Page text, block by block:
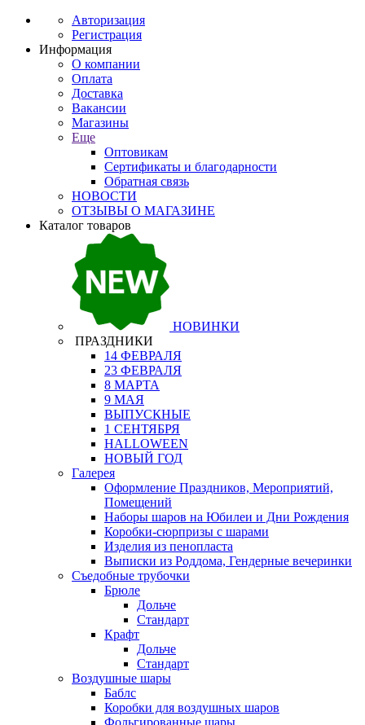
Авторизация
Регистрация
Информация
О компании
Оплата
Доставка
Вакансии
Магазины
Еще
Оптовикам
Сертификаты и благодарности
Обратная связь
НОВОСТИ
ОТЗЫВЫ О МАГАЗИНЕ
Каталог товаров
НОВИНКИ
ПРАЗДНИКИ
14 ФЕВРАЛЯ
23 ФЕВРАЛЯ
8 МАРТА
9 МАЯ
ВЫПУСКНЫЕ
1 СЕНТЯБРЯ
HALLOWEEN
НОВЫЙ ГОД
Галерея
Оформление Праздников, Мероприятий,
Помещений
Наборы шаров на Юбилеи и Дни Рождения
Коробки-сюрпризы с шарами
Изделия из пенопласта
Выписки из Роддома, Гендерные вечеринки
Съедобные трубочки
Брюле
Дольче
Стандарт
Крафт
Дольче
Стандарт
Воздушные шары
Баблс
Коробки для воздушных шаров
Фольгированные шары